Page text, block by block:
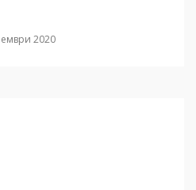
2020